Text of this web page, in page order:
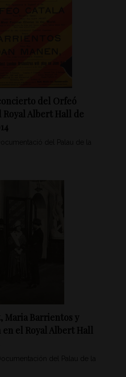
del Orfeó
Royal Albert Hall de
del Palau de la
Barrientos y
en el Royal Albert Hall
del Palau de la